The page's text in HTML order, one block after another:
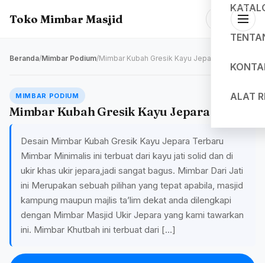
Toko Mimbar Masjid
ALAT
Beranda/Mimbar Podium/Mimbar Kubah Gresik Kayu Jepara
MIMBAR PODIUM
Mimbar Kubah Gresik Kayu Jepara
Desain Mimbar Kubah Gresik Kayu Jepara Terbaru
Mimbar Minimalis ini terbuat dari kayu jati solid dan di
ukir khas ukir jepara,jadi sangat bagus. Mimbar Dari Jati
ini Merupakan sebuah pilihan yang tepat apabila, masjid
kampung maupun majlis ta’lim dekat anda dilengkapi
dengan Mimbar Masjid Ukir Jepara yang kami tawarkan
ini. Mimbar Khutbah ini terbuat dari […]